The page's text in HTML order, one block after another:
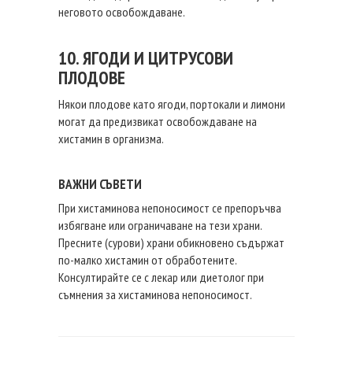
неговото освобождаване.
10. ЯГОДИ И ЦИТРУСОВИ
ПЛОДОВЕ
Някои плодове като ягоди, портокали и лимони
могат да предизвикат освобождаване на
хистамин в организма.
ВАЖНИ СЪВЕТИ
При хистаминова непоносимост се препоръчва
избягване или ограничаване на тези храни.
Пресните (сурови) храни обикновено съдържат
по-малко хистамин от обработените.
Консултирайте се с лекар или диетолог при
съмнения за хистаминова непоносимост.